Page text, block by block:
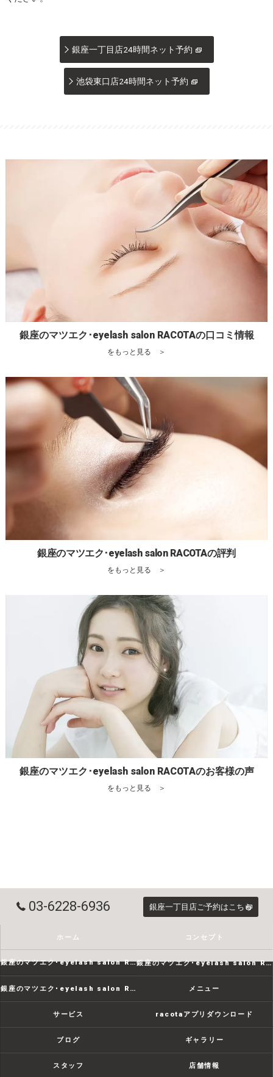
銀座一丁目店24時間ネット予約
池袋東口店24時間ネット予約
銀座のマツエク･eyelash salon RACOTAの口コミ情報
をもっと見る ＞
銀座のマツエク･eyelash salon RACOTAの評判
をもっと見る ＞
銀座のマツエク･eyelash salon RACOTAのお客様の声
をもっと見る ＞
03-6228-6936 銀座一丁目店ご予約はこちら
ホーム コンセプト
銀座のマツエク･eyelash salon RACOTAの口コミ情報 銀座のマツエク･eyelash salon RACOTAの評判
銀座のマツエク･eyelash salon RACOTAのお客様の声 メニュー
サービス racotaアプリダウンロード
ブログ ギャラリー
スタッフ 店舗情報